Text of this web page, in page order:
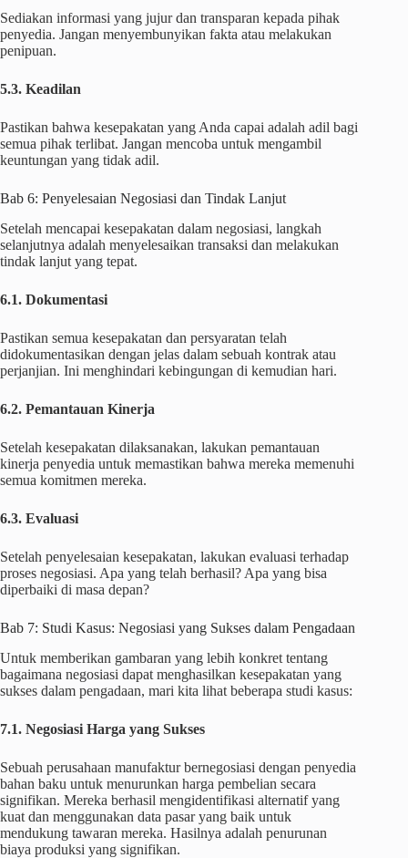
Sediakan informasi yang jujur ​​dan transparan kepada pihak
penyedia. Jangan menyembunyikan fakta atau melakukan
penipuan.
5.3. Keadilan
Pastikan bahwa kesepakatan yang Anda capai adalah adil bagi
semua pihak terlibat. Jangan mencoba untuk mengambil
keuntungan yang tidak adil.
Bab 6: Penyelesaian Negosiasi dan Tindak Lanjut
Setelah mencapai kesepakatan dalam negosiasi, langkah
selanjutnya adalah menyelesaikan transaksi dan melakukan
tindak lanjut yang tepat.
6.1. Dokumentasi
Pastikan semua kesepakatan dan persyaratan telah
didokumentasikan dengan jelas dalam sebuah kontrak atau
perjanjian. Ini menghindari kebingungan di kemudian hari.
6.2. Pemantauan Kinerja
Setelah kesepakatan dilaksanakan, lakukan pemantauan
kinerja penyedia untuk memastikan bahwa mereka memenuhi
semua komitmen mereka.
6.3. Evaluasi
Setelah penyelesaian kesepakatan, lakukan evaluasi terhadap
proses negosiasi. Apa yang telah berhasil? Apa yang bisa
diperbaiki di masa depan?
Bab 7: Studi Kasus: Negosiasi yang Sukses dalam Pengadaan
Untuk memberikan gambaran yang lebih konkret tentang
bagaimana negosiasi dapat menghasilkan kesepakatan yang
sukses dalam pengadaan, mari kita lihat beberapa studi kasus:
7.1. Negosiasi Harga yang Sukses
Sebuah perusahaan manufaktur bernegosiasi dengan penyedia
bahan baku untuk menurunkan harga pembelian secara
signifikan. Mereka berhasil mengidentifikasi alternatif yang
kuat dan menggunakan data pasar yang baik untuk
mendukung tawaran mereka. Hasilnya adalah penurunan
biaya produksi yang signifikan.